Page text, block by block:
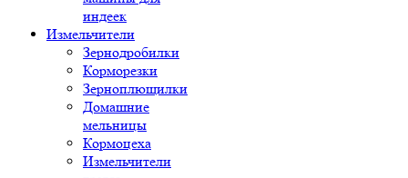
индеек
Измельчители
Зернодробилки
Корморезки
Зерноплющилки
Домашние
мельницы
Кормоцеха
Измельчители